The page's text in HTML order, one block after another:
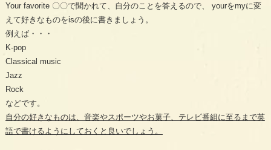
Your favorite 〇〇で聞かれて、自分のことを答えるので、 yourをmyに変
えて好きなものをisの後に書きましょう。
例えば・・・
K-pop
Classical music
Jazz
Rock
などです。
自分の好きなものは、音楽やスポーツやお菓子、テレビ番組に至るまで英
語で書けるようにしておくと良いでしょう。